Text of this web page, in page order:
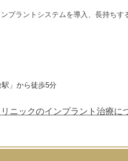
プラントシステムを導入、長持ちす
」から徒歩5分
ニックのインプラント治療に